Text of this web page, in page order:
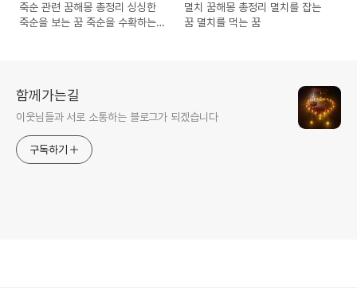
죽순 관련 꿈해몽 총정리 싱싱한
죽순을 보는 꿈 죽순을 수확하는
멸치 꿈해몽 총정리 멸치를 잡는
꿈 멸치를 먹는 꿈
함께가는길
이웃님들과 서로 소통하는 블로그가 되겠습니다
구독하기